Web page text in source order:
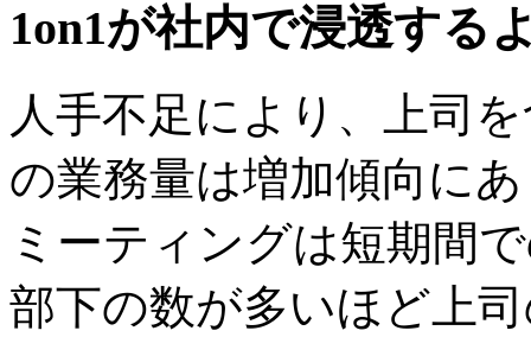
1on1が社内で浸透する
人手不足により、上司
の業務量は増加傾向に
ミーティングは短期間
部下の数が多いほど上